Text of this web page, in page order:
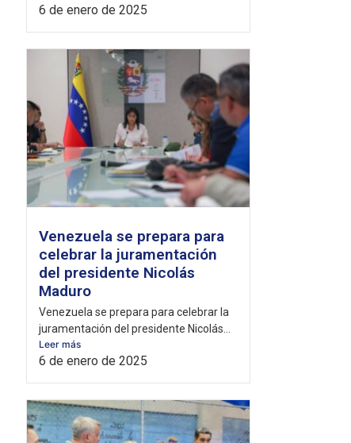
6 de enero de 2025
Venezuela se prepara para
celebrar la juramentación
del presidente Nicolás
Maduro
Venezuela se prepara para celebrar la
juramentación del presidente Nicolás...
Leer más
6 de enero de 2025